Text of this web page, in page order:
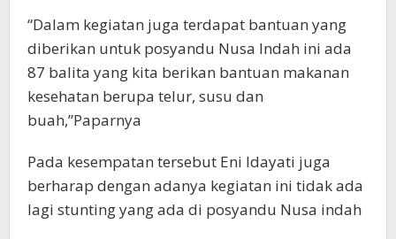
“Dalam kegiatan juga terdapat bantuan yang
diberikan untuk posyandu Nusa Indah ini ada
87 balita yang kita berikan bantuan makanan
kesehatan berupa telur, susu dan
buah,”Paparnya
Pada kesempatan tersebut Eni Idayati juga
berharap dengan adanya kegiatan ini tidak ada
lagi stunting yang ada di posyandu Nusa indah